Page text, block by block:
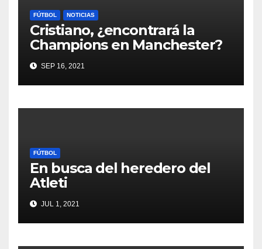
FÚTBOL NOTICIAS
Cristiano, ¿encontrará la
Champions en Manchester?
SEP 16, 2021
FÚTBOL
En busca del heredero del
Atleti
JUL 1, 2021